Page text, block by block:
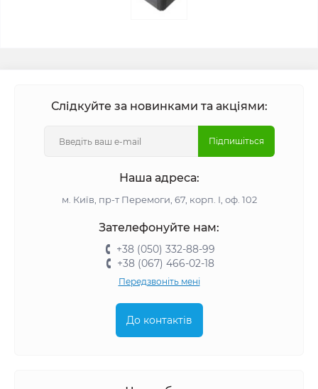
Слідкуйте за новинками та акціями:
Підпишіться
Наша адреса:
м. Київ, пр-т Перемоги, 67, корп. І, оф. 102
Зателефонуйте нам:
+38 (050) 332-88-99
+38 (067) 466-02-18
Передзвоніть мені
До контактів